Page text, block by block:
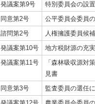
発議案第9号
特別委員会の設
同意第2号
公平委員会委員
諮問第2号
人権擁護委員候
発議案第10号
地方税財源の充
発議案第11号
「森林吸収源対
見書
同意第3号 監査委員の選任